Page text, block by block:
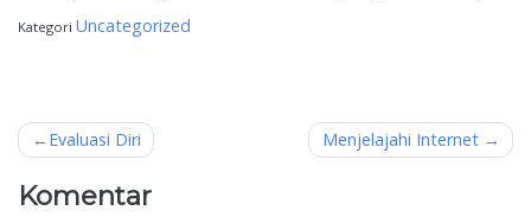
Kategori Uncategorized
Navigasi
Evaluasi Diri Menjelajahi Internet
Komentar